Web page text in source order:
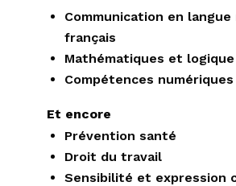
Communication en
français
Mathématiques et logique
Compétences numériques
Et encore
Prévention santé
Droit du travail
Sensibilité et expression